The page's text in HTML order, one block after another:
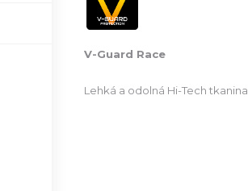
V-Guard Race
Lehká a odolná Hi-Tech tkanina.